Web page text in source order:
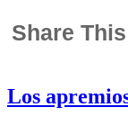
Share
Los